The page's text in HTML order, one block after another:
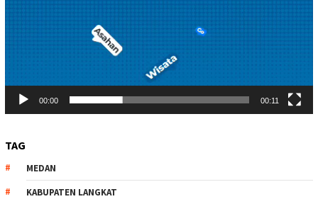
00:00 00:11
TAG
MEDAN
KABUPATEN LANGKAT